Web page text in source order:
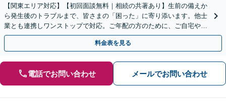
【関東エリア対応】【初回面談無料｜相続の共著あり】生前の備えか
ら発生後のトラブルまで、皆さまの「困った」に寄り添います。他士
業とも連携しワンストップで対応。ご年配の方のために、ご自宅やご
近所への出張相談も実施【秘密厳守｜休日・夜間相談可】
料金表を見る
電話でお問い合わせ メールでお問い合わせ